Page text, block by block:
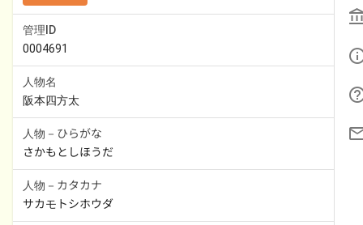
管理ID
0004691
人物名
阪本四方太
人物－ひらがな
さかもとしほうだ
人物－カタカナ
サカモトシホウダ